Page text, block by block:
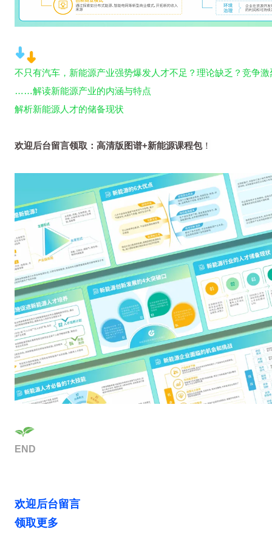
不只有汽车，新能源产业强势爆发人才不足？理论缺乏？竞争激
……解读新能源产业的内涵与特点
解析新能源人才的储备现状
欢迎后台留言领取： 高清版图谱+新能源课程包！
END
欢迎后台留言
领取更多